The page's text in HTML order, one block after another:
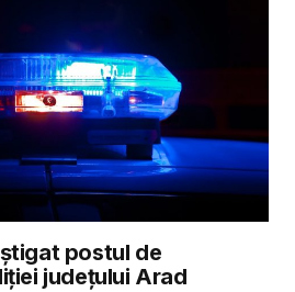
postul de
județului Arad